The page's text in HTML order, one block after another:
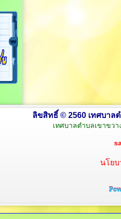
ลิขสิทธิ์ © 2560 เทศบาล
เทศบาลตำบลเขาขว
นโย